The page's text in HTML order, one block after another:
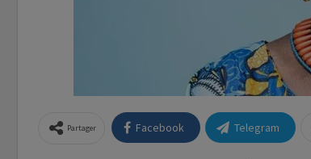
Partager Facebook Telegram